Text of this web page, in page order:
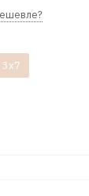
3x7